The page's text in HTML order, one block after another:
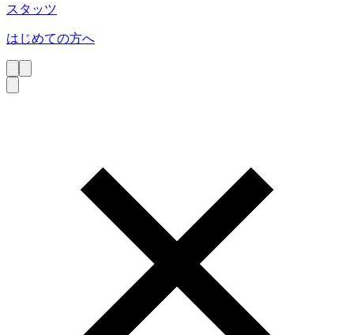
スタッツ
はじめての方へ